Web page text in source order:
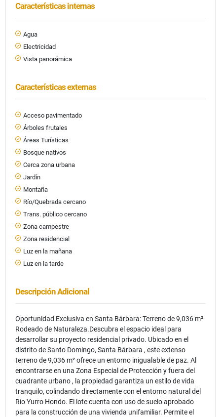
Características internas
Agua
Electricidad
Vista panorámica
Características externas
Acceso pavimentado
Árboles frutales
Áreas Turísticas
Bosque nativos
Cerca zona urbana
Jardín
Montaña
Río/Quebrada cercano
Trans. público cercano
Zona campestre
Zona residencial
Luz en la mañana
Luz en la tarde
Descripción Adicional
Oportunidad Exclusiva en Santa Bárbara: Terreno de 9,036 m²
Rodeado de Naturaleza.Descubra el espacio ideal para
desarrollar su proyecto residencial privado. Ubicado en el
distrito de Santo Domingo, Santa Bárbara , este extenso
terreno de 9,036 m² ofrece un entorno inigualable de paz. Al
encontrarse en una Zona Especial de Protección y fuera del
cuadrante urbano , la propiedad garantiza un estilo de vida
tranquilo, colindando directamente con el entorno natural del
Río Yurro Hondo. El lote cuenta con uso de suelo aprobado
para la construcción de una vivienda unifamiliar. Permite el